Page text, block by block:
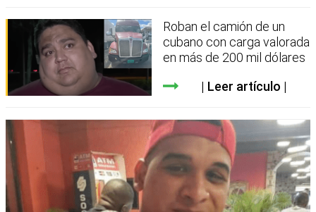
Roban el camión de un
cubano con carga valorada
en más de 200 mil dólares
Leer artículo